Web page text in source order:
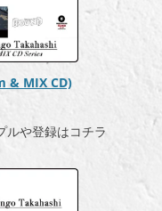
& MIX CD)
ルや登録はコチラ